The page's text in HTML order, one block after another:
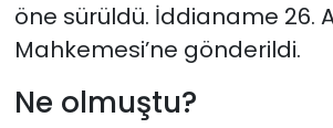
öne sürüldü. İddianame 26.
Mahkemesi’ne gönderildi.
Ne olmuştu?